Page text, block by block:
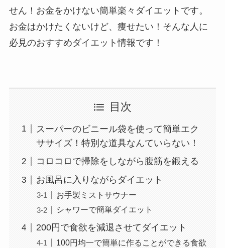
せん！お金をかけない簡単楽々ダイエットです。
お金はかけたくないけど、痩せたい！そんな人に
必見のおすすめダイエット情報です！
目次
スーパーのビニール袋を使って簡単エク
ササイズ！特別な道具なんていらない！
コロコロで掃除をしながら腹筋を鍛える
お風呂に入りながらダイエット
お手製ミストサウナー
シャワーで簡単ダイエット
200円で食欲を減退させてダイエット
100円均一で簡単に作ることができる食欲